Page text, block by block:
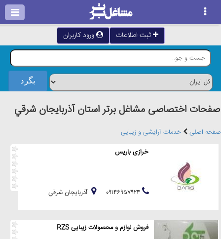
ثبت اطلاعات ورود کاربران
صفحات اختصاصی مشاغل برتر استان آذربايجان شرقي
صفحه اصلی
خدمات آرایشی و زیبایی
خرازی باریس
آذربايجان شرقي
فروش لوازم و محصولات زیبایی RZS